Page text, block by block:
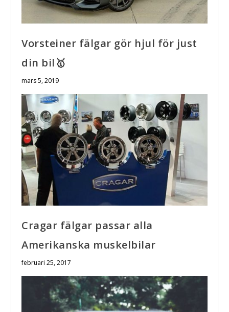
Vorsteiner fälgar gör hjul för just
din bil🥇
mars 5, 2019
Cragar fälgar passar alla
Amerikanska muskelbilar
februari 25, 2017